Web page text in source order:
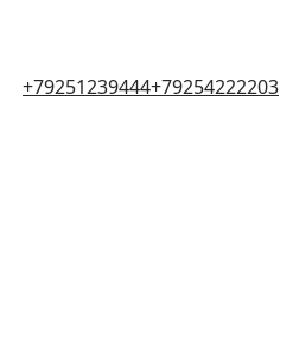
+79251239444+79254222203